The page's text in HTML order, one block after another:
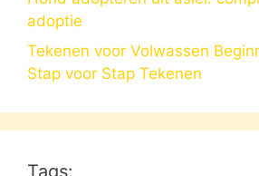
adoptie
Tekenen voor Volwassen
Stap voor Stap Tekenen